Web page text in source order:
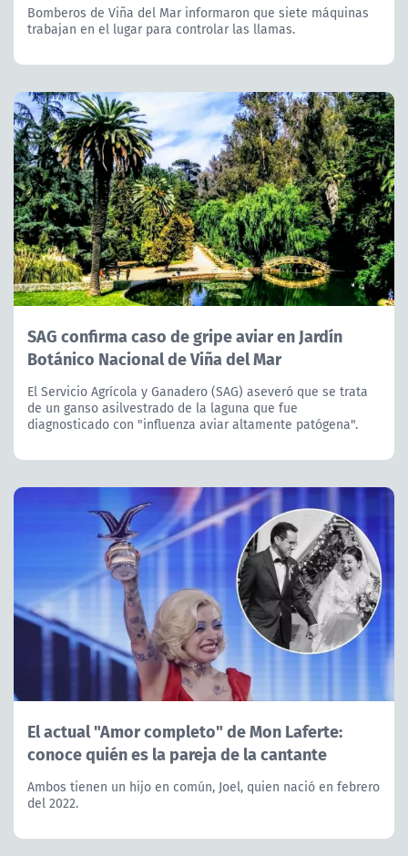
Bomberos de Viña del Mar informaron que siete máquinas
trabajan en el lugar para controlar las llamas.
SAG confirma caso de gripe aviar en Jardín
Botánico Nacional de Viña del Mar
El Servicio Agrícola y Ganadero (SAG) aseveró que se trata
de un ganso asilvestrado de la laguna que fue
diagnosticado con "influenza aviar altamente patógena".
El actual "Amor completo" de Mon Laferte:
conoce quién es la pareja de la cantante
Ambos tienen un hijo en común, Joel, quien nació en febrero
del 2022.